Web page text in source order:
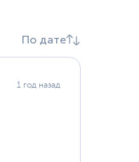
По дате
1 год назад